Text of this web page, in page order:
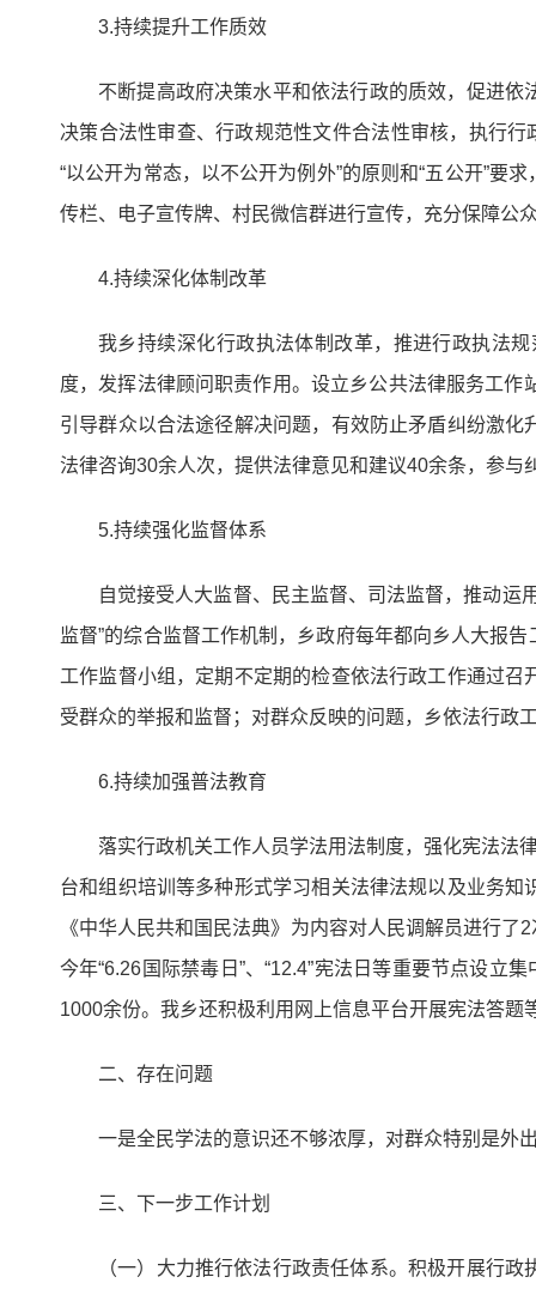
3.持续提升工作质效
不断提高政府决策水平和依法行政的质效，促进
决策合法性审查、行政规范性文件合法性审核，执行
“以公开为常态，以不公开为例外”的原则和“五公开”要
传栏、电子宣传牌、村民微信群进行宣传，充分保障公
4.持续深化体制改革
我乡持续深化行政执法体制改革，推进行政执法
度，发挥法律顾问职责作用。设立乡公共法律服务工
引导群众以合法途径解决问题，有效防止矛盾纠纷激
法律咨询30余人次，提供法律意见和建议40余条，参
5.持续强化监督体系
自觉接受人大监督、民主监督、司法监督，推动运
监督”的综合监督工作机制，乡政府每年都向乡人大报
工作监督小组，定期不定期的检查依法行政工作通过
受群众的举报和监督；对群众反映的问题，乡依法行政
6.持续加强普法教育
落实行政机关工作人员学法用法制度，强化宪法法
台和组织培训等多种形式学习相关法律法规以及业务
《中华人民共和国民法典》为内容对人民调解员进行
今年“6.26国际禁毒日”、“12.4”宪法日等重要节点设立
1000余份。我乡还积极利用网上信息平台开展
二、存在问题
一是全民学法的意识还不够浓厚，对群众特别是外
三、下一步工作计划
（一）大力推行依法行政责任体系。积极开展行